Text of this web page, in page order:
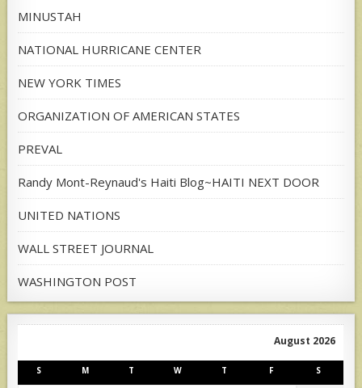
MINUSTAH
NATIONAL HURRICANE CENTER
NEW YORK TIMES
ORGANIZATION OF AMERICAN STATES
PREVAL
Randy Mont-Reynaud's Haiti Blog~HAITI NEXT DOOR
UNITED NATIONS
WALL STREET JOURNAL
WASHINGTON POST
August 2026
S M T W T F S